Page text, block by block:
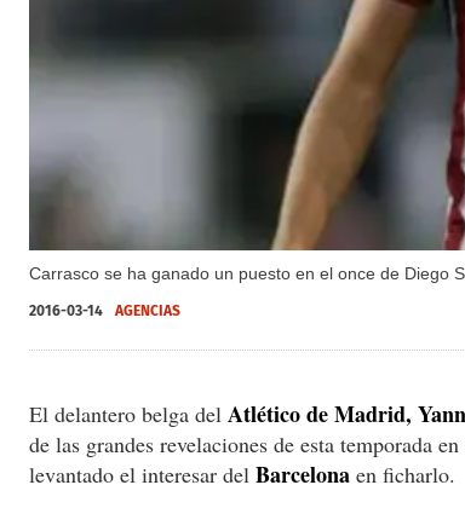
Carrasco se ha ganado un puesto en el once de Diego
2016-03-14 AGENCIAS
El delantero belga del Atlético de Madrid,
de las grandes revelaciones de esta temporada
levantado el interesar del Barcelona en ficharlo.